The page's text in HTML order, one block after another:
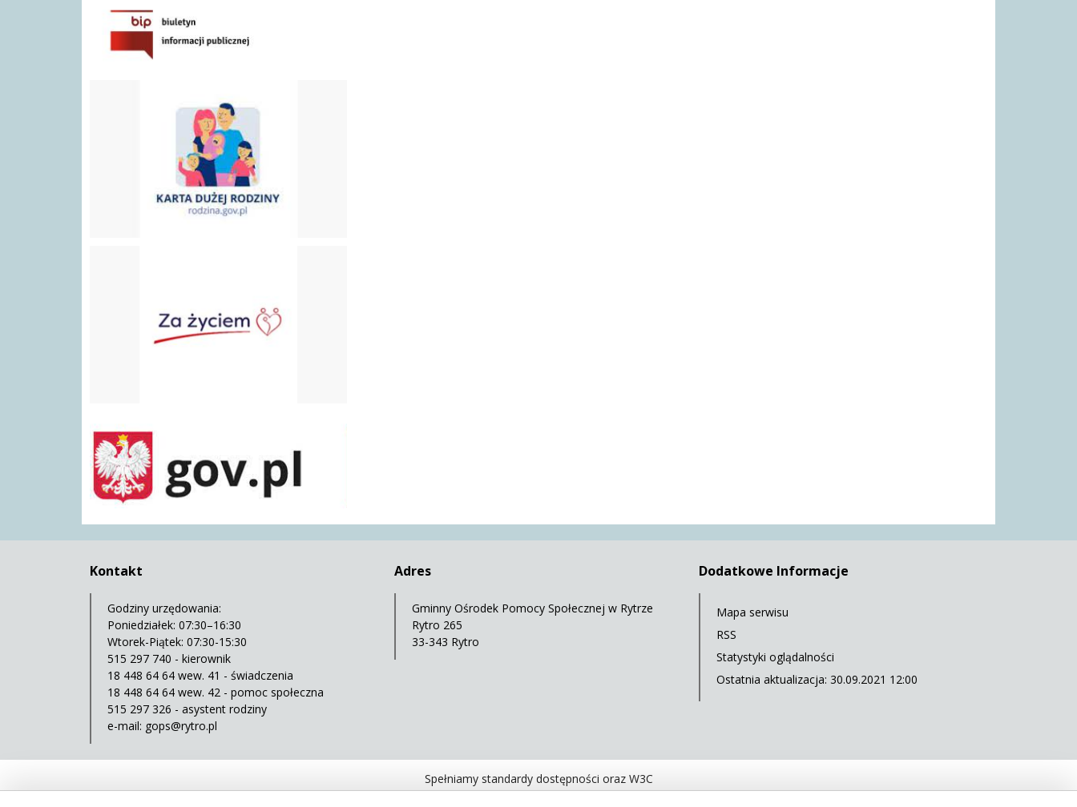
Kontakt
Godziny urzędowania:
Poniedziałek: 07:30–16:30
Wtorek-Piątek: 07:30-15:30
515 297 740 - kierownik
18 448 64 64 wew. 41 - świadczenia
18 448 64 64 wew. 42 - pomoc społeczna
515 297 326 - asystent rodziny
e-mail: gops@rytro.pl
Adres
Gminny Ośrodek Pomocy Społecznej w Rytrze
Rytro 265
33-343 Rytro
Dodatkowe Informacje
Mapa serwisu
RSS
Statystyki oglądalności
Ostatnia aktualizacja: 30.09.2021 12:00
Spełniamy standardy dostępności oraz W3C